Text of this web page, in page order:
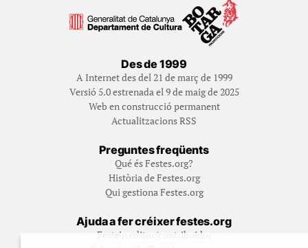
Des de 1999
A Internet des del 21 de març de 1999
Versió 5.0 estrenada el 9 de maig de 2025
Web en construcció permanent
Actualitzacions RSS
Preguntes freqüents
Qué és Festes.org?
Història de Festes.org
Qui gestiona Festes.org
Ajuda a fer créixer festes.org
Feste’n editor/contribuidor